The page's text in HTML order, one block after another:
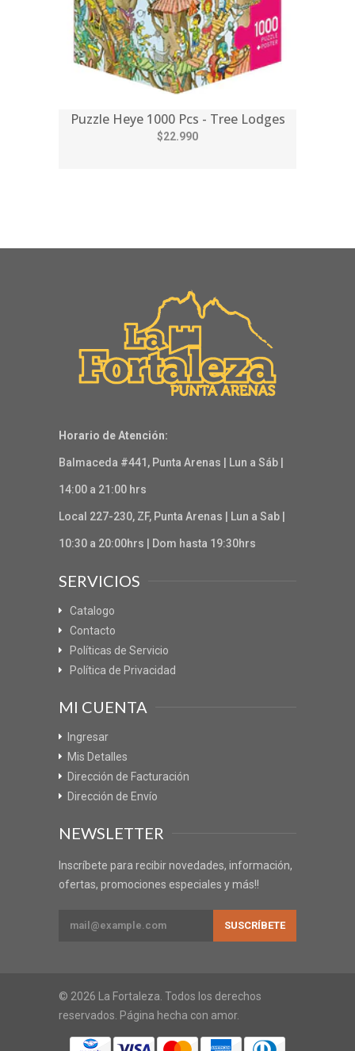
Puzzle Heye 1000 Pcs - Tree Lodges
$22.990
Horario de Atención:
Balmaceda #441, Punta Arenas | Lun a Sáb |
14:00 a 21:00 hrs
Local 227-230, ZF, Punta Arenas | Lun a Sab |
10:30 a 20:00hrs | Dom hasta 19:30hrs
SERVICIOS
Catalogo
Contacto
Políticas de Servicio
Política de Privacidad
MI CUENTA
Ingresar
Mis Detalles
Dirección de Facturación
Dirección de Envío
NEWSLETTER
Inscríbete para recibir novedades, información,
ofertas, promociones especiales y más!!
© 2026 La Fortaleza. Todos los derechos
reservados. Página hecha con amor.